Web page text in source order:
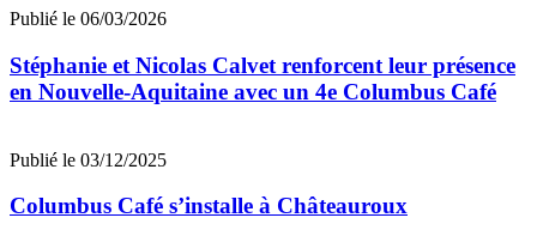
Publié le 06/03/2026
Stéphanie et Nicolas Calvet renforcent leur présence
en Nouvelle-Aquitaine avec un 4e Columbus Café
Publié le 03/12/2025
Columbus Café s’installe à Châteauroux